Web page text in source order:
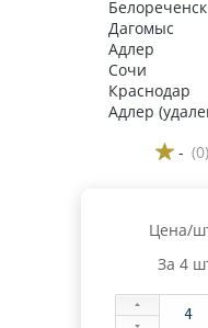
Белореченск
Дагомыс
Адлер
Сочи
Краснодар
Адлер
- (0)
Цена/
За 4